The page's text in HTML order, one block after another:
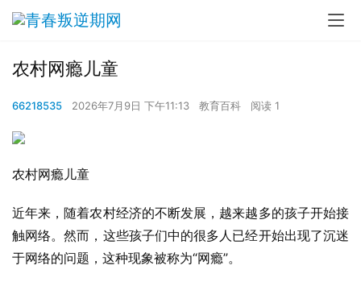
农村网瘾儿童
66218535 2026年7月9日 下午11:13 教育百科 阅读 1
农村网瘾儿童
近年来，随着农村经济的不断发展，越来越多的孩子开始接
触网络。然而，这些孩子们中的很多人已经开始出现了沉迷
于网络的问题，这种现象被称为“网瘾”。